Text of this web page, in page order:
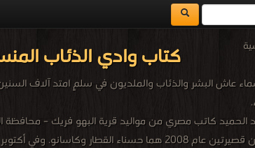
كتاب وادي الذئاب
عاش البشر والذئاب والملديون في سلمٍ امتد آلاف